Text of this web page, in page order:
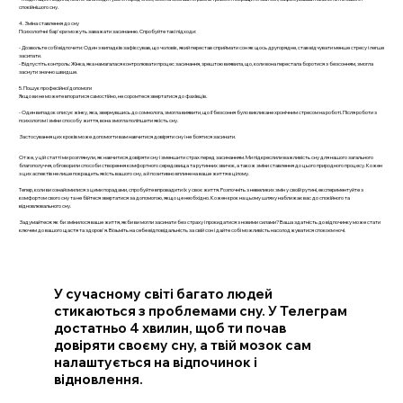
спокійнішого сну.
4. Зміна ставлення до сну
Психологічні бар'єри можуть заважати засинанню. Спробуйте такі підходи:
- Дозвольте собі відпочити: Один з випадків зафіксував, що чоловік, який перестав сприймати сон як щось другорядне, став відчувати менше стресу і легше
засипати.
- Відпустіть контроль: Жінка, яка намагалася контролювати процес засинання, зрештою виявила, що, коли вона перестала боротися з безсонням, змогла
заснути значно швидше.
5. Пошук професійної допомоги
Якщо ви не можете впоратися самостійно, не соромтеся звертатися до фахівців.
- Один випадок описує жінку, яка, звернувшись до сомнолога, змогла виявити, що її безсоння було викликане хронічним стресом на роботі. Після роботи з
психологом і зміни способу життя, вона змогла поліпшити якість сну.
Застосування цих кроків може допомогти вам навчитися довіряти сну і не боятися засинати.
Отже, у цій статті ми розглянули, як навчитися довіряти сну і зменшити страх перед засинанням. Ми підкреслили важливість сну для нашого загального
благополуччя, обговорили способи створення комфортного середовища та рутинних звичок, а також зміни ставлення до цього природного процесу. Кожен
з цих аспектів не лише покращить якість вашого сну, а й позитивно вплине на ваше життя в цілому.
Тепер, коли ви ознайомилися з цими порадами, спробуйте впровадити їх у своє життя. Розпочніть з невеликих змін у своїй рутині, експериментуйте з
комфортом свого сну та не бійтеся звертатися за допомогою, якщо це необхідно. Кожен крок на цьому шляху наближає вас до спокійного та
відновлювального сну.
Задумайтеся: як би змінилося ваше життя, якби ви могли засинати без страху і прокидатися з новими силами? Ваша здатність до відпочинку може стати
ключем до вашого щастя та здоров'я. Візьміть на себе відповідальність за свій сон і дайте собі можливість насолоджуватися спокоєм ночі.
У сучасному світі багато людей
стикаються з проблемами сну. У Телеграм
достатньо 4 хвилин, щоб ти почав
довіряти своєму сну, а твій мозок сам
налаштується на відпочинок і
відновлення.